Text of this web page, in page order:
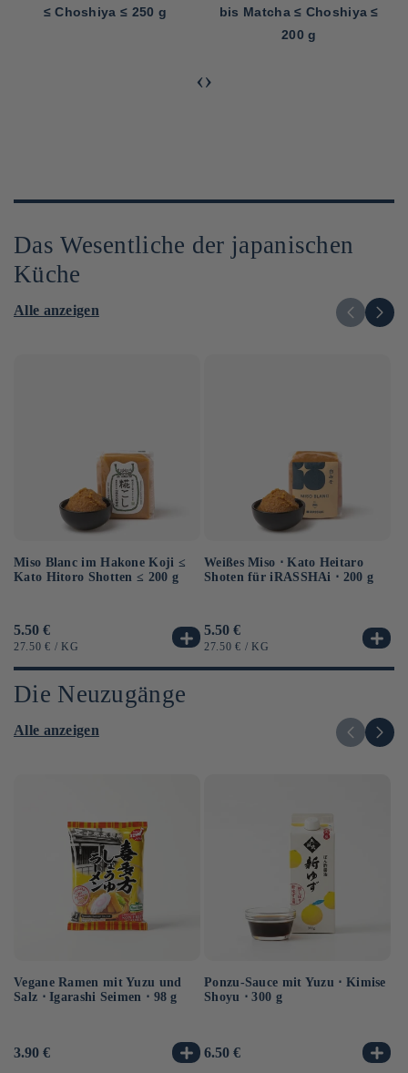
≤ Choshiya ≤ 250 g
bis Matcha ≤ Choshiya ≤
200 g
‹›
Das Wesentliche der japanischen
Küche
Alle anzeigen
Miso Blanc im Hakone Koji ≤
Kato Hitoro Shotten ≤ 200 g
Normaler
Preis
5.50 €
GRUNDPREIS
27.50 € / PRO
KG
Weißes Miso ⋅ Kato Heitaro
Shoten für iRASSHAi ⋅ 200 g
Normaler
Preis
5.50 €
GRUNDPREIS
27.50 € / PRO
KG
Die Neuzugänge
Alle anzeigen
Vegane Ramen mit Yuzu und
Salz ⋅ Igarashi Seimen ⋅ 98 g
Normaler
3.90 €
Ponzu-Sauce mit Yuzu ⋅ Kimise
Shoyu ⋅ 300 g
Normaler
6.50 €